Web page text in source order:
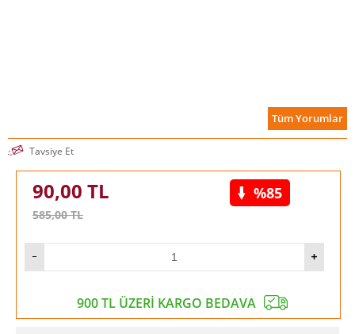
Tüm Yorumlar
Tavsiye Et
90,00 TL
585,00TL
%85
900 TL ÜZERİ KARGO BEDAVA